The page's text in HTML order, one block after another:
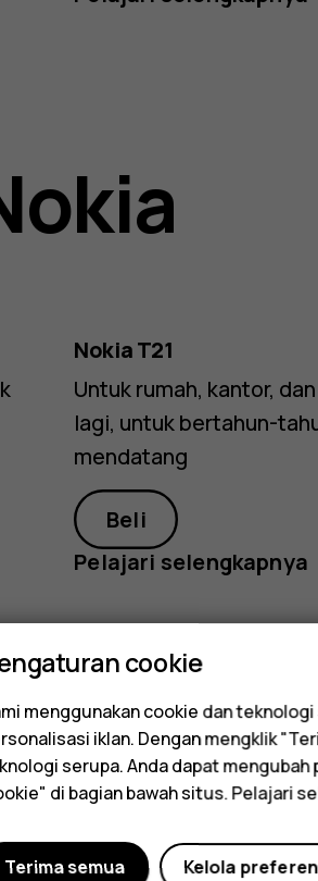
Nokia T21
Untuk rumah, kantor,
lagi, untuk bertahun-
mendatang
Beli
Pelajari selengkapnya
cookie
menggunakan cookie dan
iklan. Dengan mengklik
serupa. Anda dapat
di bagian bawah situs. Pelajari
Kelola
Terima semua